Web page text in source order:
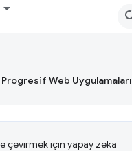
Progresif Web Uygulamaları
çevirmek için yapay zeka